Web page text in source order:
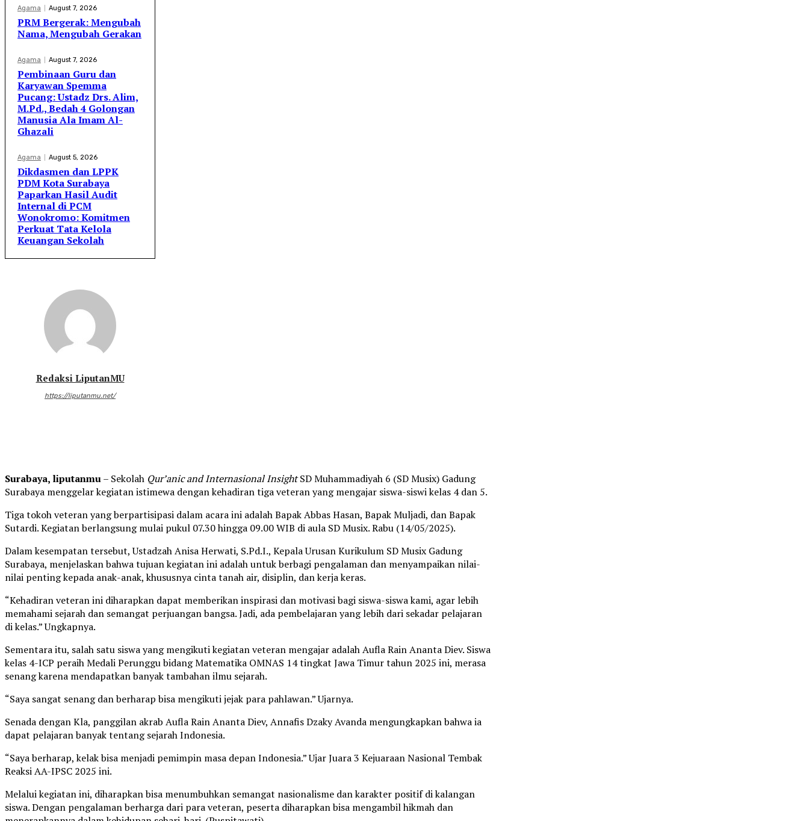
Agama August 7, 2026
PRM Bergerak: Mengubah
Nama, Mengubah Gerakan
Agama August 7, 2026
Pembinaan Guru dan
Karyawan Spemma
Pucang: Ustadz Drs. Alim,
M.Pd., Bedah 4 Golongan
Manusia Ala Imam Al-
Ghazali
Agama August 5, 2026
Dikdasmen dan LPPK
PDM Kota Surabaya
Paparkan Hasil Audit
Internal di PCM
Wonokromo: Komitmen
Perkuat Tata Kelola
Keuangan Sekolah
Redaksi LiputanMU
https://liputanmu.net/
Surabaya, liputanmu– Sekolah Qur’anic and Internasional InsightSD Muhammadiyah 6 (SD Musix) Gadung
Surabaya menggelar kegiatan istimewa dengan kehadiran tiga veteran yang mengajar siswa-siswi kelas 4 dan 5.
Tiga tokoh veteran yang berpartisipasi dalam acara ini adalah Bapak Abbas Hasan, Bapak Muljadi, dan Bapak
Sutardi. Kegiatan berlangsung mulai pukul 07.30 hingga 09.00 WIB di aula SD Musix. Rabu (14/05/2025).
Dalam kesempatan tersebut, Ustadzah Anisa Herwati, S.Pd.I., Kepala Urusan Kurikulum SD Musix Gadung
Surabaya, menjelaskan bahwa tujuan kegiatan ini adalah untuk berbagi pengalaman dan menyampaikan nilai-
nilai penting kepada anak-anak, khususnya cinta tanah air, disiplin, dan kerja keras.
“Kehadiran veteran ini diharapkan dapat memberikan inspirasi dan motivasi bagi siswa-siswa kami, agar lebih
memahami sejarah dan semangat perjuangan bangsa. Jadi, ada pembelajaran yang lebih dari sekadar pelajaran
di kelas.” Ungkapnya.
Sementara itu, salah satu siswa yang mengikuti kegiatan veteran mengajar adalah Aufla Rain Ananta Diev. Siswa
kelas 4-ICP peraih Medali Perunggu bidang Matematika OMNAS 14 tingkat Jawa Timur tahun 2025 ini, merasa
senang karena mendapatkan banyak tambahan ilmu sejarah.
“Saya sangat senang dan berharap bisa mengikuti jejak para pahlawan.” Ujarnya.
Senada dengan Kla, panggilan akrab Aufla Rain Ananta Diev, Annafis Dzaky Avanda mengungkapkan bahwa ia
dapat pelajaran banyak tentang sejarah Indonesia.
“Saya berharap, kelak bisa menjadi pemimpin masa depan Indonesia.” Ujar Juara 3 Kejuaraan Nasional Tembak
Reaksi AA-IPSC 2025 ini.
Melalui kegiatan ini, diharapkan bisa menumbuhkan semangat nasionalisme dan karakter positif di kalangan
siswa. Dengan pengalaman berharga dari para veteran, peserta diharapkan bisa mengambil hikmah dan